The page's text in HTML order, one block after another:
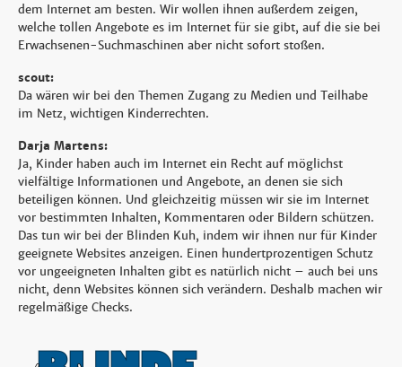
dem Internet am besten. Wir wollen ihnen außerdem zeigen,
welche tollen Angebote es im Internet für sie gibt, auf die sie bei
Erwachsenen-Suchmaschinen aber nicht sofort stoßen.
scout:
Da wären wir bei den Themen Zugang zu Medien und Teilhabe
im Netz, wichtigen Kinderrechten.
Darja Martens:
Ja, Kinder haben auch im Internet ein Recht auf möglichst
vielfältige Informationen und Angebote, an denen sie sich
beteiligen können. Und gleichzeitig müssen wir sie im Internet
vor bestimmten Inhalten, Kommentaren oder Bildern schützen.
Das tun wir bei der Blinden Kuh, indem wir ihnen nur für Kinder
geeignete Websites anzeigen. Einen hundertprozentigen Schutz
vor ungeeigneten Inhalten gibt es natürlich nicht – auch bei uns
nicht, denn Websites können sich verändern. Deshalb machen wir
regelmäßige Checks.